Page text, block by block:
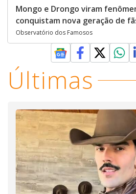
Mongo e Drongo viram
conquistam nova geração de
Observatório dos Famosos
Últimas